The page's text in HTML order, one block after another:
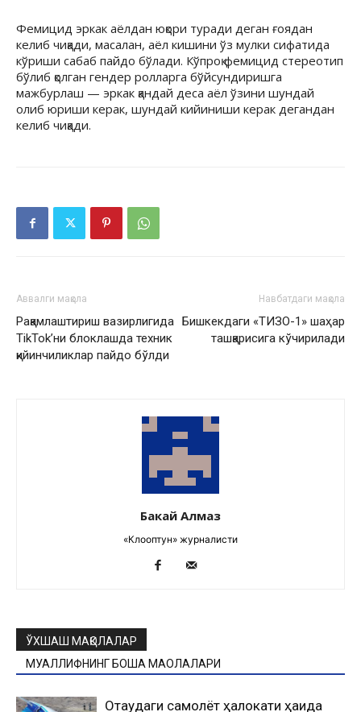
Фемицид эркак аёлдан юқори туради деган ғоядан
келиб чиқади, масалан, аёл кишини ўз мулки сифатида
кўриши сабаб пайдо бўлади. Кўпроқ фемицид стереотип
бўлиб қолган гендер ролларга бўйсундиришга
мажбурлаш — эркак қандай деса аёл ўзини шундай
олиб юриши керак, шундай кийиниши керак дегандан
келиб чиқади.
Аввалги мақола
Рақамлаштириш вазирлигида
TikTok’ни блоклашда техник
қийинчиликлар пайдо бўлди
Навбатдаги мақола
Бишкекдаги «ТИЗО-1» шаҳар
ташқарисига кўчирилади
Бакай Алмаз
«Клооптун» журналисти
ЎХШАШ МАҚОЛАЛАР
МУАЛЛИФНИНГ БОШҚА МАҚОЛАЛАРИ
Оқтаудаги самолёт ҳалокати ҳақида